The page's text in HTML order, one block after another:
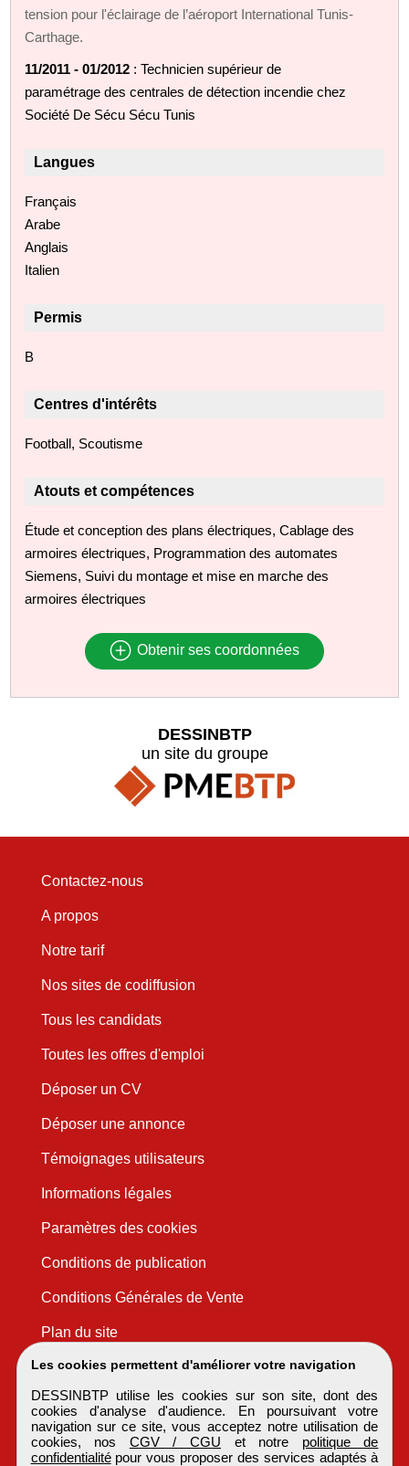
tension pour l'éclairage de l’aéroport International Tunis-
Carthage.
11/2011 - 01/2012 : Technicien supérieur de
paramétrage des centrales de détection incendie chez
Société De Sécu Sécu Tunis
Langues
Français
Arabe
Anglais
Italien
Permis
B
Centres d'intérêts
Football, Scoutisme
Atouts et compétences
Étude et conception des plans électriques, Cablage des
armoires électriques, Programmation des automates
Siemens, Suivi du montage et mise en marche des
armoires électriques
Obtenir ses coordonnées
Les cookies permettent d'améliorer votre navigation
DESSINBTP utilise les cookies sur son site, dont des
cookies d'analyse d'audience. En poursuivant votre
navigation sur ce site, vous acceptez notre utilisation de
cookies, nos CGV / CGU et notre politique de
confidentialitépour vous proposer des services adaptés à
DESSINBTP
un site du groupe
Contactez-nous
A propos
Notre tarif
Nos sites de codiffusion
Tous les candidats
Toutes les offres d'emploi
Déposer un CV
Déposer une annonce
Témoignages utilisateurs
Informations légales
Paramètres des cookies
Conditions de publication
Conditions Générales de Vente
Plan du site